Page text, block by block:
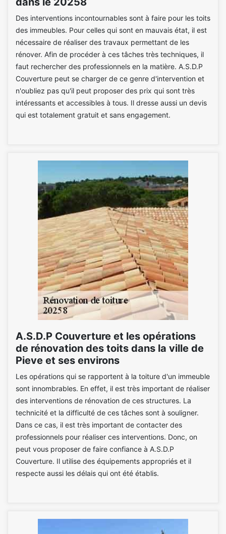
Des interventions incontournables sont à faire pour les toits
des immeubles. Pour celles qui sont en mauvais état, il est
nécessaire de réaliser des travaux permettant de les
rénover. Afin de procéder à ces tâches très techniques, il
faut rechercher des professionnels en la matière. A.S.D.P
Couverture peut se charger de ce genre d'intervention et
n'oubliez pas qu'il peut proposer des prix qui sont très
intéressants et accessibles à tous. Il dresse aussi un devis
qui est totalement gratuit et sans engagement.
A.S.D.P Couverture et les opérations
de rénovation des toits dans la ville de
Pieve et ses environs
Les opérations qui se rapportent à la toiture d'un immeuble
sont innombrables. En effet, il est très important de réaliser
des interventions de rénovation de ces structures. La
technicité et la difficulté de ces tâches sont à souligner.
Dans ce cas, il est très important de contacter des
professionnels pour réaliser ces interventions. Donc, on
peut vous proposer de faire confiance à A.S.D.P
Couverture. Il utilise des équipements appropriés et il
respecte aussi les délais qui ont été établis.